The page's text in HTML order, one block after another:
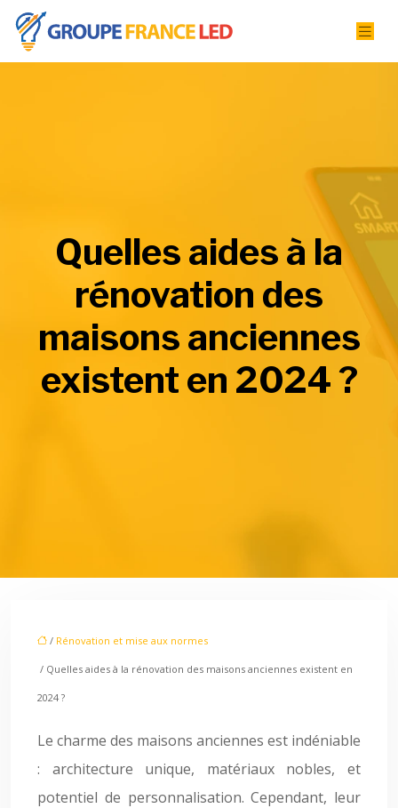
Quelles aides à la
rénovation des
maisons anciennes
existent en 2024 ?
/ Rénovation et mise aux normes
/ Quelles aides à la rénovation des maisons anciennes existent en
2024 ?
Le charme des maisons anciennes est indéniable
: architecture unique, matériaux nobles, et
potentiel de personnalisation. Cependant, leur